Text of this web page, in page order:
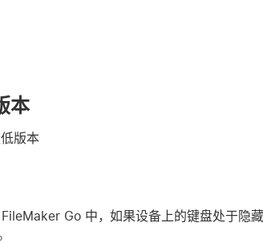
本
版本
Go 中，如果设备上的键盘处于隐